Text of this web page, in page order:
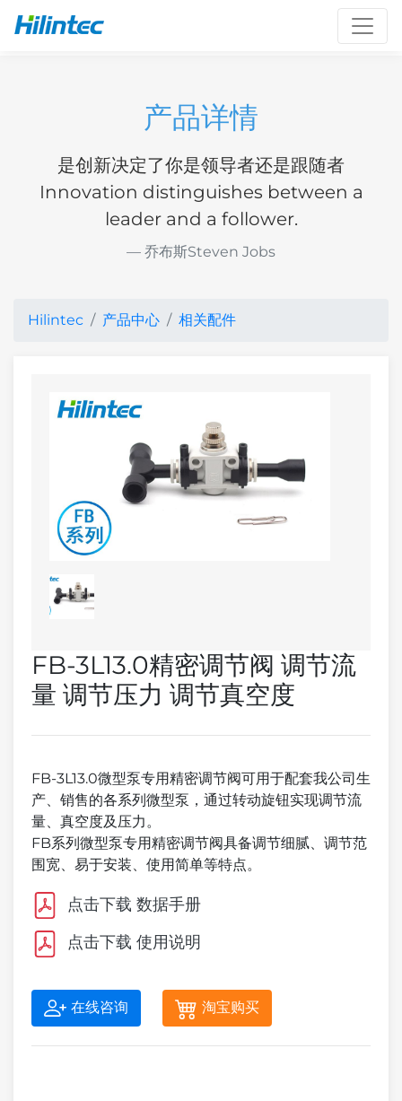
产品详情
是创新决定了你是领导者还是跟随者
Innovation distinguishes between a
leader and a follower.
乔布斯Steven Jobs
Hilintec 产品中心 相关配件
FB-3L13.0精密调节阀 调节流
量 调节压力 调节真空度
FB-3L13.0微型泵专用精密调节阀可用于配套我公司生
产、销售的各系列微型泵，通过转动旋钮实现调节流
量、真空度及压力。
FB系列微型泵专用精密调节阀具备调节细腻、调节范
围宽、易于安装、使用简单等特点。
点击下载 数据手册
点击下载 使用说明
在线咨询 淘宝购买